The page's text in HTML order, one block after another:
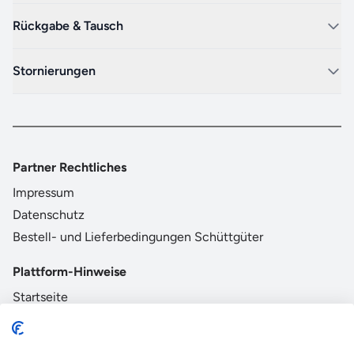
Rückgabe & Tausch
Stornierungen
Partner Rechtliches
Impressum
Datenschutz
Bestell- und Lieferbedingungen Schüttgüter
Plattform-Hinweise
Startseite
AGB